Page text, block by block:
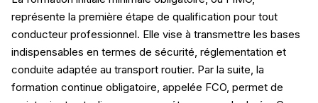
représente la première étape de qualification pour tout
conducteur professionnel. Elle vise à transmettre les bases
indispensables en termes de sécurité, réglementation et
conduite adaptée au transport routier. Par la suite, la
formation continue obligatoire, appelée FCO, permet de